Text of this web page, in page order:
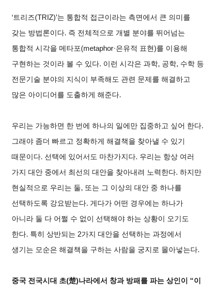
‘트리즈(TRIZ)’는 통합적 접근이라는 측면에서 큰 의미를
갖는 방법론이다. 즉 전체적으로 개별 분야를 뛰어넘는
통합적 시각을 메타포(metaphor·은유적 표현)를 이용해
구현하는 것이라 볼 수 있다. 이런 시각은 과학, 공학, 수학 등
전문기술 분야의 지식이 부족해도 관련 문제를 해결하고
많은 아이디어를 도출하게 해준다.
우리는 가능하면 한 번에 하나의 일에만 집중하고 싶어 한다.
그래야 좀더 빠르고 정확하게 해결책을 찾아낼 수 있기
때문이다. 선택에 있어서도 마찬가지다. 우리는 항상 여러
가지 대안 중에서 최선의 대안을 찾아내려 노력한다. 하지만
현실적으로 우리는 둘, 또는 그 이상의 대안 중 하나를
선택하도록 강요받는다. 게다가 어떤 경우에는 하나가
아니라 둘 다 어쩔 수 없이 선택해야 하는 상황이 오기도
한다. 특히 상반되는 2가지 대안을 선택하는 과정에서
생기는 모순은 해결책을 구하는 사람을 궁지로 몰아넣는다.
중국 전국시대 초(楚)나라에서 창과 방패를 파는 상인이 “이